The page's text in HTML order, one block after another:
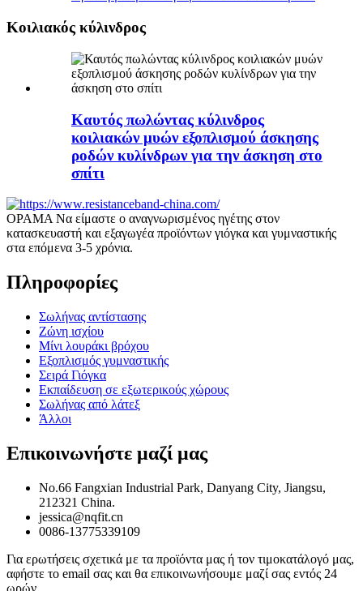
Κοιλιακός κύλινδρος
Καυτός πωλώντας κύλινδρος
κοιλιακών μυών εξοπλισμού άσκησης
ροδών κυλίνδρων για την άσκηση στο
σπίτι
ΟΡΑΜΑ Να είμαστε ο αναγνωρισμένος ηγέτης στον
κατασκευαστή και εξαγωγέα προϊόντων γιόγκα και γυμναστικής
στα επόμενα 3-5 χρόνια.
Πληροφορίες
Σωλήνας αντίστασης
Ζώνη ισχίου
Μίνι λουράκι βρόχου
Εξοπλισμός γυμναστικής
Σειρά Γιόγκα
Εκπαίδευση σε εξωτερικούς χώρους
Σωλήνας από λάτεξ
Άλλοι
Επικοινωνήστε μαζί μας
No.66 Fangxian Industrial Park, Danyang City, Jiangsu,
212321 China.
jessica@nqfit.cn
0086-13775339109
Για ερωτήσεις σχετικά με τα προϊόντα μας ή τον τιμοκατάλογό μας,
αφήστε το email σας και θα επικοινωνήσουμε μαζί σας εντός 24
ωρών.